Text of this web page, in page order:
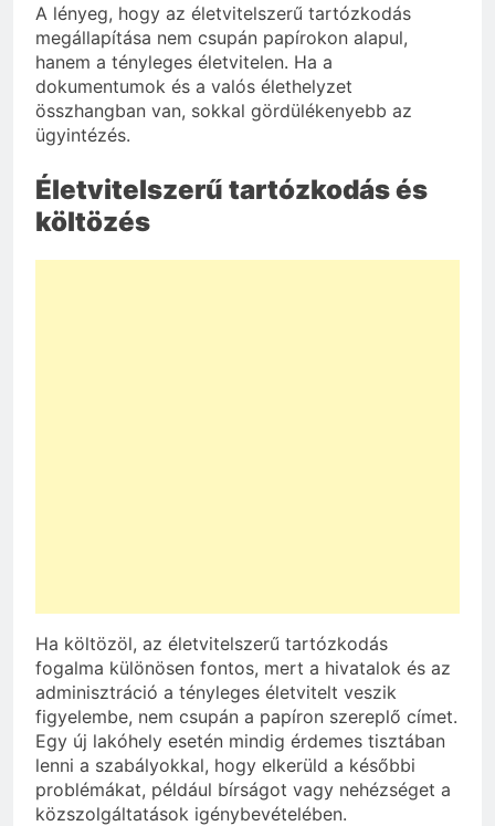
A lényeg, hogy az életvitelszerű tartózkodás
megállapítása nem csupán papírokon alapul,
hanem a tényleges életvitelen. Ha a
dokumentumok és a valós élethelyzet
összhangban van, sokkal gördülékenyebb az
ügyintézés.
Életvitelszerű tartózkodás és
költözés
Ha költözöl, az életvitelszerű tartózkodás
fogalma különösen fontos, mert a hivatalok és az
adminisztráció a tényleges életvitelt veszik
figyelembe, nem csupán a papíron szereplő címet.
Egy új lakóhely esetén mindig érdemes tisztában
lenni a szabályokkal, hogy elkerüld a későbbi
problémákat, például bírságot vagy nehézséget a
közszolgáltatások igénybevételében.